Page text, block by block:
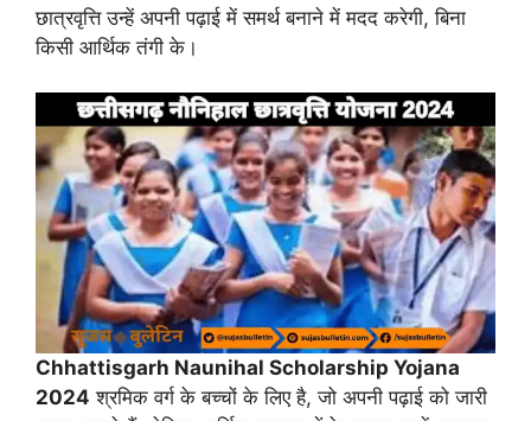
छात्रवृत्ति उन्हें अपनी पढ़ाई में समर्थ बनाने में मदद करेगी, बिना
किसी आर्थिक तंगी के।
Chhattisgarh Naunihal Scholarship Yojana
2024 श्रमिक वर्ग के बच्चों के लिए है, जो अपनी पढ़ाई को जारी